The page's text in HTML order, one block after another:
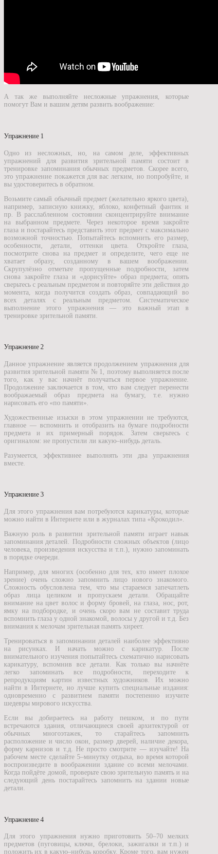
А так же выполняйте несложные упражнения, которые
помогут Вам и вашим детям развить воображение:
Упражнение 1
Одно из несложных, но, на самом деле, эффективных
упражнений для развития зрительной памяти состоит в
тренировке запоминания обычных предметов. Скорее всего,
это упражнение покажется для вас легким, но попробуйте, и
вы удостоверитесь в обратном.
Возьмите самый обычный предмет (желательно яркого цвета),
например, записную книжку, яблоко, конфетный фантик и
пр. В расслабленном состоянии сконцентрируйте внимание
на выбранном предмете. Через некоторое время закройте
глаза и постарайтесь представить этот предмет с максимально
возможной точностью. Попытайтесь вспомнить его размер,
особенности, детали, оттенки цвета. Откройте глаза,
посмотрите снова на предмет и определите, чего еще не
хватает образу, созданному в вашем воображении.
Скрупулёзно отметьте пропущенные подробности, затем
снова закройте глаза и «дорисуйте» образ предмета; опять
сверьтесь с реальным предметом и повторяйте эти действия до
момента, когда получится создать образ, совпадающий во
всех деталях с реальным предметом. Систематическое
выполнение этого упражнения — это важный этап в
тренировке зрительной памяти.
Упражнение 2
Данное упражнение является продолжением упражнения для
развития зрительной памяти № 1, поэтому выполняется после
того, как у вас начнёт получаться первое упражнение.
Продолжение заключается в том, что вам следует перенести
воображаемый образ предмета на бумагу, т.е. нужно
нарисовать его «по памяти».
Художественные изыски в этом упражнении не требуются,
главное — вспомнить и отобразить на бумаге подробности
предмета и их примерный порядок. Затем сверьтесь с
оригиналом: не пропустили ли какую–нибудь деталь.
Разумеется, эффективнее выполнять эти два упражнения
вместе.
Упражнение 3
Для этого упражнения вам потребуются карикатуры, которые
можно найти в Интернете или в журналах типа «Крокодил».
Важную роль в развитии зрительной памяти играет навык
запоминания деталей. Подробности сложных объектов (лицо
человека, произведения искусства и т.п.), нужно запоминать
в порядке очереди.
Например, для многих (особенно для тех, кто имеет плохое
зрение) очень сложно запомнить лицо нового знакомого.
Сложность обусловлена тем, что мы стараемся запечатлеть
образ лица целиком и пропускаем детали. Обращайте
внимание на цвет волос и форму бровей, на глаза, нос, рот,
ямку на подбородке, и очень скоро вам не составит труда
вспомнить глаза у одной знакомой, волосы у другой и т.д. Без
внимания к мелочам зрительная память хиреет.
Тренироваться в запоминании деталей наиболее эффективно
на рисунках. И начать можно с карикатур. После
внимательного изучения попытайтесь схематично нарисовать
карикатуру, вспомнив все детали. Как только вы начнёте
легко запоминать все подробности, переходите к
репродукциям картин известных художников. Их можно
найти в Интернете, но лучше купить специальные издания:
одновременно с развитием памяти постепенно изучите
шедевры мирового искусства.
Если вы добираетесь на работу пешком, и по пути
встречаются здания, отличающиеся своей архитектурой от
обычных многоэтажек, то старайтесь запомнить
расположение и число окон, размер дверей, наличие декора,
форму карнизов и т.д. Не просто смотрите — изучайте! На
рабочем месте сделайте 5–минутку отдыха, во время которой
воспроизведите в воображении здание со всеми мелочами.
Когда пойдёте домой, проверьте свою зрительную память и на
следующий день постарайтесь запомнить на здании новые
детали.
Упражнение 4
Для этого упражнения нужно приготовить 50–70 мелких
предметов (пуговицы, ключи, брелоки, зажигалки и т.п.) и
положить их в какую–нибудь коробку. Кроме того, вам нужен